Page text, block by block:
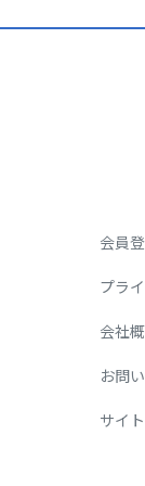
会員
プラ
会社
お問
サイ